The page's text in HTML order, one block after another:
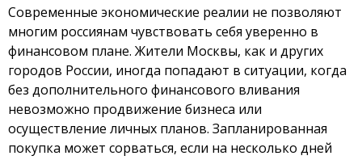
Современные экономические реалии не позволяют
многим россиянам чувствовать себя уверенно в
финансовом плане. Жители Москвы, как и других
городов России, иногда попадают в ситуации, когда
без дополнительного финансового вливания
невозможно продвижение бизнеса или
осуществление личных планов. Запланированная
покупка может сорваться, если на несколько дней